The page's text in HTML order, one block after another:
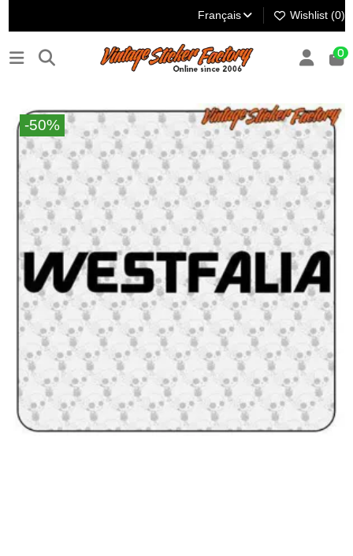
Français Wishlist (0)
0
-50%